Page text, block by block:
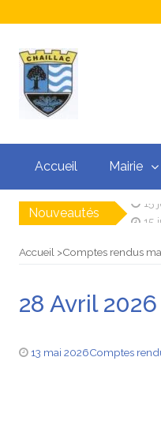
Accueil Mairie
Nouveautés 15
17
15
Accueil Comptes rendus
28 Avril 2026
13 mai 2026Comptes